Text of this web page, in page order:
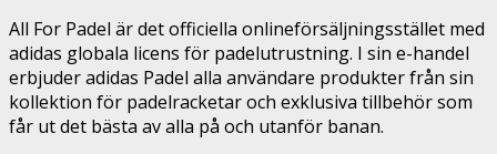
All For Padel är det officiella onlineförsäljningsstället med
adidas globala licens för padelutrustning. I sin e-handel
erbjuder adidas Padel alla användare produkter från sin
kollektion för padelracketar och exklusiva tillbehör som
får ut det bästa av alla på och utanför banan.